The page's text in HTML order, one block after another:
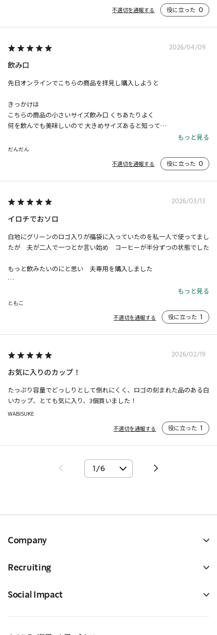
不適切を通報する
役に立った 0
2026/04/09
飲み口
先日オンラインでこちらの商品を拝見し購入しようと
きっかけは
こちらの商品の小さいサイズ飲み口 くちあたりよく
何を飲んでも美味しいので 大きめサイズあると知って
尋ねると探してくれて 在庫あり 購入することができました  この大きさ
で スタバのマグカップが1400円で買えるなんて最高です  愛用していき
もっと見る
だんだん
不適切を通報する
役に立った 0
2026/03/13
イロチでおソロ
白地にグリーンのロゴ入りが福袋に入っていたのを私一人で使ってまし
たが　夫が二人で一つとか言い始め　コーヒーが半分ずつの状態でした
もっと飲みたいのにと思い　夫専用を購入しました
今回買ったのは私のより大きいなので　ラテを飲む時借りてます
たっぷり飲めて助かります
もっと見る
ともこ
不適切を通報する
役に立った 1
2026/02/19
お気に入りのカップ！
たっぷり容量でどっしりとして倒れにくく、ロゴの刻まれた品のある白
いカップ、とても気に入り、3個買いました！
WABISUKE
不適切を通報する
役に立った 1
Company
Recruiting
Social Impact